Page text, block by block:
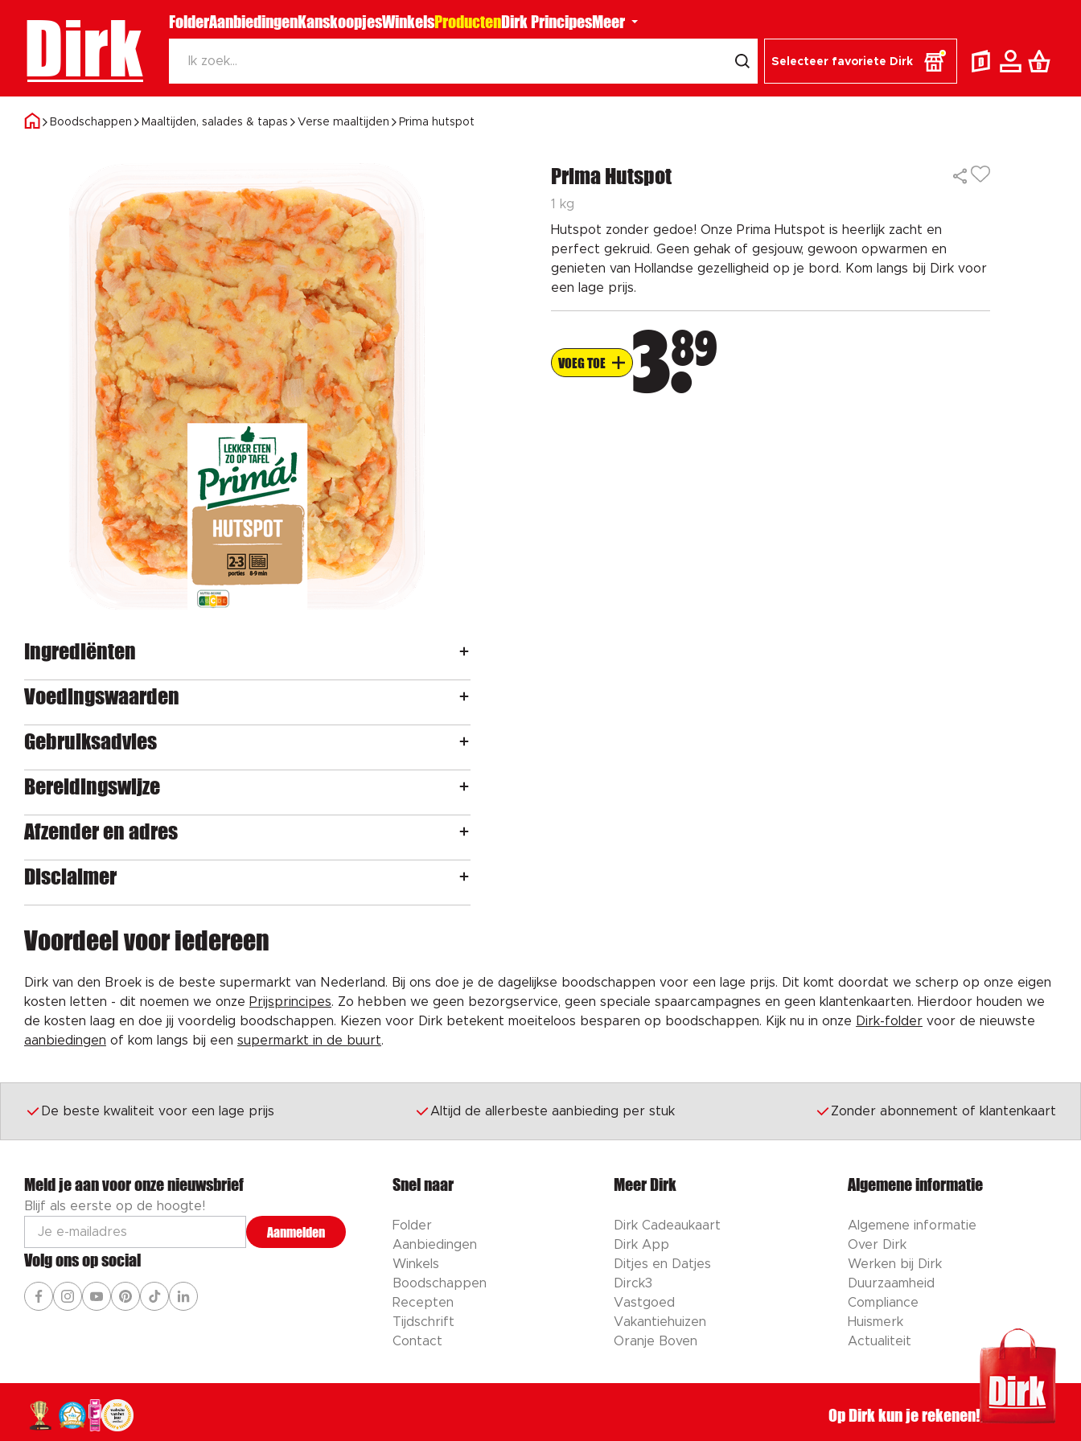
Dirk FolderAanbiedingenKanskoopjesWinkelsProductenDirk PrincipesMeer
Selecteer favoriete Dirk
Boodschappen Maaltijden, salades & tapas Verse maaltijden Prima hutspot
Prima Hutspot
1 kg
Hutspot zonder gedoe! Onze Prima Hutspot is heerlijk zacht en
perfect gekruid. Geen gehak of gesjouw, gewoon opwarmen en
genieten van Hollandse gezelligheid op je bord. Kom langs bij Dirk voor
een lage prijs.
VOEG TOE 389
Ingrediënten
Voedingswaarden
Gebruiksadvies
Bereidingswijze
Afzender en adres
Disclaimer
Voordeel voor iedereen
Dirk van den Broek is de beste supermarkt van Nederland. Bij ons doe je de dagelijkse boodschappen voor een lage prijs. Dit komt doordat we scherp op onze eigen
kosten letten - dit noemen we onze Prijsprincipes. Zo hebben we geen bezorgservice, geen speciale spaarcampagnes en geen klantenkaarten. Hierdoor houden we
de kosten laag en doe jij voordelig boodschappen. Kiezen voor Dirk betekent moeiteloos besparen op boodschappen. Kijk nu in onze Dirk-folder voor de nieuwste
aanbiedingen of kom langs bij een supermarkt in de buurt.
De beste kwaliteit voor een lage prijs Altijd de allerbeste aanbieding per stuk Zonder abonnement of klantenkaart
Meld je aan voor onze nieuwsbrief
Blijf als eerste op de hoogte!
Aanmelden
Volg ons op social
Snel naar
Folder
Aanbiedingen
Winkels
Boodschappen
Recepten
Tijdschrift
Contact
Meer Dirk
Dirk Cadeaukaart
Dirk App
Ditjes en Datjes
Dirck3
Vastgoed
Vakantiehuizen
Oranje Boven
Algemene informatie
Algemene informatie
Over Dirk
Werken bij Dirk
Duurzaamheid
Compliance
Huismerk
Actualiteit
Op Dirk kun je rekenen!